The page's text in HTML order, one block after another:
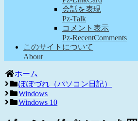
会話を表現
Pz-Talk
コメント表示
Pz-RecentComments
このサイトについて
About
ホーム
ぽぽづれ（パソコン日記）
Windows
Windows 10